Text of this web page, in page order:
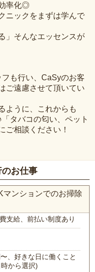
率化◎
ニックをまずは学んで
」そんなエッセンスが
も行い、CaSyのお客
ご遠慮させて頂いてい
ように、これからも
タバコの匂い、ペット
ご相談ください！
お仕事
ンションでのお掃除
支給、前払い制度あり
、好きな日に働くこと
から選択)